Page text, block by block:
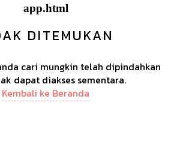
app.html
DITEMUKAN
cari mungkin telah dipindahkan
dapat diakses sementara.
Kembali ke Beranda